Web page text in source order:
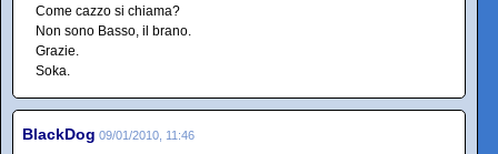
Come cazzo si chiama?
Non sono Basso, il brano.
Grazie.
Soka.
BlackDog 09/01/2010, 11:46